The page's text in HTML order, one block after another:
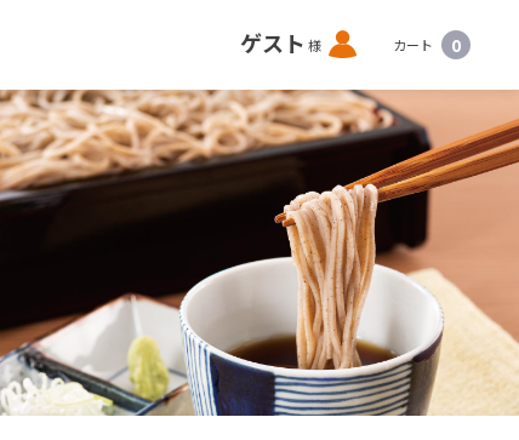
ゲスト 様 ロ
グ
イ
ン
カート 0